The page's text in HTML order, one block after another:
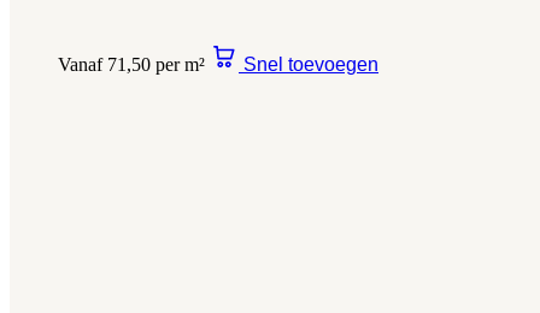
Vanaf 71,50 per m² Snel toevoegen